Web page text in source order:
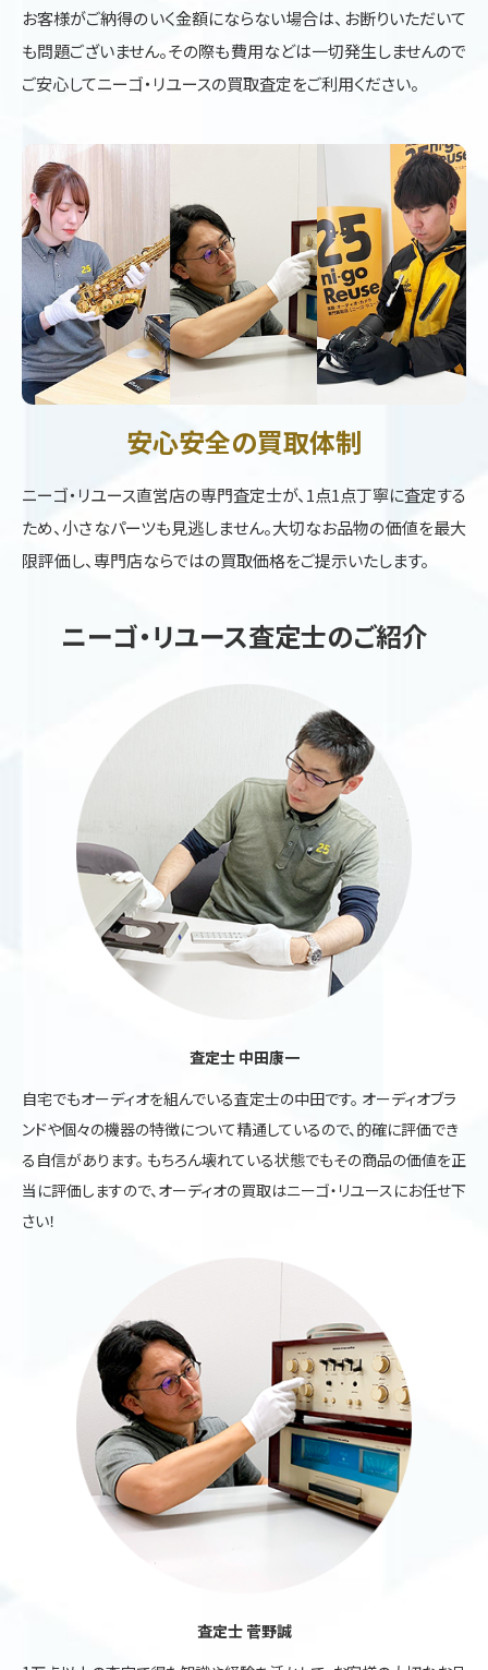
お客様がご納得のいく金額にならない場合は、お断りいただいて
も問題ございません。その際も費用などは一切発生しませんので
ご安心してニーゴ・リユースの買取査定をご利用ください。
安心安全の買取体制
ニーゴ・リユース直営店の専門査定士が、1点1点丁寧に査定する
ため、小さなパーツも見逃しません。大切なお品物の価値を最大
限評価し、専門店ならではの買取価格をご提示いたします。
ニーゴ・リユース査定士のご紹介
査定士 中田康一
自宅でもオーディオを組んでいる査定士の中田です。 オーディオブラ
ンドや個々の機器の特徴について精通しているので、的確に評価でき
る自信があります。 もちろん壊れている状態でもその商品の価値を正
当に評価しますので、オーディオの買取はニーゴ・リユースにお任せ下
さい！
査定士 菅野誠